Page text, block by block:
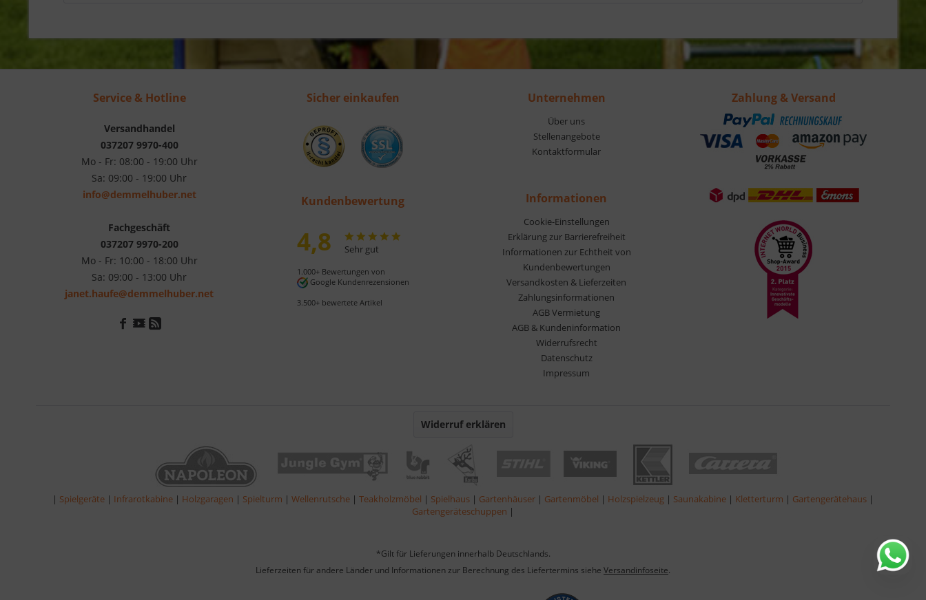
Service & Hotline
Versandhandel
037207 9970-400
Mo - Fr: 08:00 - 19:00 Uhr
Sa: 09:00 - 19:00 Uhr
info@demmelhuber.net
Fachgeschäft
037207 9970-200
Mo - Fr: 10:00 - 18:00 Uhr
Sa: 09:00 - 13:00 Uhr
janet.haufe@demmelhuber.net
Sicher einkaufen
Kundenbewertung
4,8 Sehr gut
1.000+ Bewertungen von
Google Kundenrezensionen
3.500+ bewertete Artikel
Unternehmen
Über uns
Stellenangebote
Kontaktformular
Informationen
Cookie-Einstellungen
Erklärung zur Barrierefreiheit
Informationen zur Echtheit von
Kundenbewertungen
Versandkosten & Lieferzeiten
Zahlungsinformationen
AGB Vermietung
AGB & Kundeninformation
Widerrufsrecht
Datenschutz
Impressum
Zahlung & Versand
Widerruf erklären
| Spielgeräte | Infrarotkabine | Holzgaragen | Spielturm | Wellenrutsche | Teakholzmöbel | Spielhaus | Gartenhäuser | Gartenmöbel | Holzspielzeug | Saunakabine | Kletterturm | Gartengerätehaus |
Gartengeräteschuppen |
*Gilt für Lieferungen innerhalb Deutschlands.
Lieferzeiten für andere Länder und Informationen zur Berechnung des Liefertermins siehe Versandinfoseite.